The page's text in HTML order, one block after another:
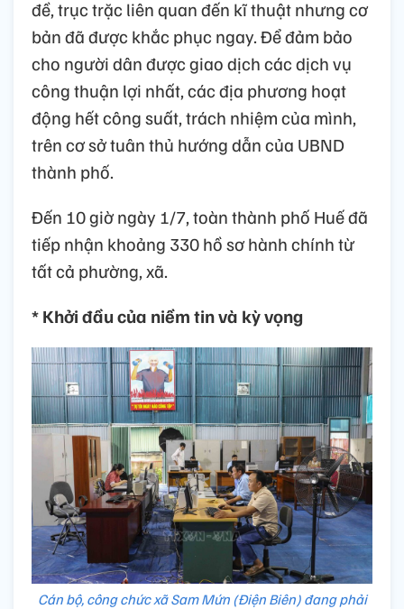
đề, trục trặc liên quan đến kĩ thuật nhưng cơ
bản đã được khắc phục ngay. Để đảm bảo
cho người dân được giao dịch các dịch vụ
công thuận lợi nhất, các địa phương hoạt
động hết công suất, trách nhiệm của mình,
trên cơ sở tuân thủ hướng dẫn của UBND
thành phố.
Đến 10 giờ ngày 1/7, toàn thành phố Huế đã
tiếp nhận khoảng 330 hồ sơ hành chính từ
tất cả phường, xã.
* Khởi đầu của niềm tin và kỳ vọng
Cán bộ, công chức xã Sam Mứn (Điện Biên) đang phải